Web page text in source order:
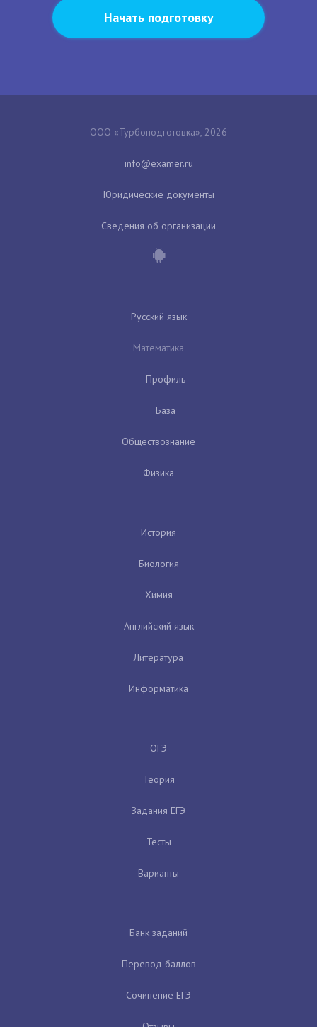
Начать подготовку
ООО «Турбоподготовка», 2026
Юридические документы
Сведения об организации
Русский язык
Математика
Профиль
База
Обществознание
Физика
История
Биология
Химия
Английский язык
Литература
Информатика
ОГЭ
Теория
Задания ЕГЭ
Тесты
Варианты
Банк заданий
Перевод баллов
Сочинение ЕГЭ